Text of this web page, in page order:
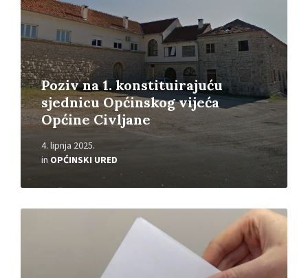
Poziv na 1. konstituirajuću
sjednicu Općinskog vijeća
Općine Civljane
4. lipnja 2025.
in OPĆINSKI URED
Read